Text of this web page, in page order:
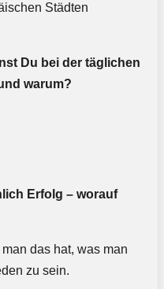
Städten
Du bei der täglichen
warum?
Erfolg – worauf
das hat, was man
zu sein.